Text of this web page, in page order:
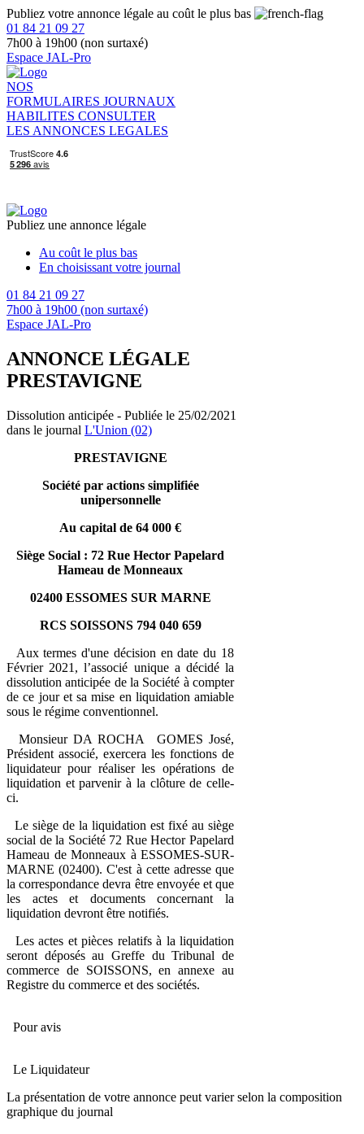
Publiez votre annonce légale au coût le plus bas
01 84 21 09 27
7h00 à 19h00 (non surtaxé)
Espace JAL-Pro
NOS
FORMULAIRES JOURNAUX
HABILITES CONSULTER
LES ANNONCES LEGALES
Publiez une annonce légale
Au coût le plus bas
En choisissant votre journal
01 84 21 09 27
7h00 à 19h00 (non surtaxé)
Espace JAL-Pro
ANNONCE LÉGALE
PRESTAVIGNE
Dissolution anticipée - Publiée le 25/02/2021
dans le journal L'Union (02)
PRESTAVIGNE
Société par actions simplifiée
unipersonnelle
Au capital de 64 000 €
Siège Social : 72 Rue Hector Papelard
Hameau de Monneaux
02400 ESSOMES SUR MARNE
RCS SOISSONS 794 040 659
Aux termes d'une décision en date du 18
Février 2021, l’associé unique a décidé la
dissolution anticipée de la Société à compter
de ce jour et sa mise en liquidation amiable
sous le régime conventionnel.
Monsieur DA ROCHA GOMES José,
Président associé, exercera les fonctions de
liquidateur pour réaliser les opérations de
liquidation et parvenir à la clôture de celle-
ci.
Le siège de la liquidation est fixé au siège
social de la Société 72 Rue Hector Papelard
Hameau de Monneaux à ESSOMES-SUR-
MARNE (02400). C'est à cette adresse que
la correspondance devra être envoyée et que
les actes et documents concernant la
liquidation devront être notifiés.
Les actes et pièces relatifs à la liquidation
seront déposés au Greffe du Tribunal de
commerce de SOISSONS, en annexe au
Registre du commerce et des sociétés.
Pour avis
Le Liquidateur
La présentation de votre annonce peut varier selon la composition
graphique du journal